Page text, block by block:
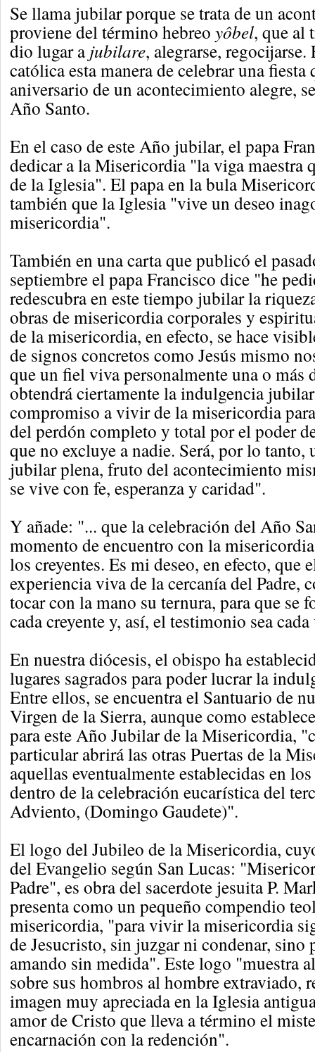
Se llama jubilar porque se trata de un
proviene del término hebreo yôbel, que al
dio lugar a jubilare, alegrarse,
católica esta manera de celebrar una
aniversario de un acontecimiento alegre,
Año Santo.
En el caso de este Año jubilar, el papa
dedicar a la Misericordia "la viga maestra
de la Iglesia". El papa en la bula
también que la Iglesia "vive un deseo
misericordia".
También en una carta que publicó el
septiembre el papa Francisco dice "he
redescubra en este tiempo jubilar la
obras de misericordia corporales y
de la misericordia, en efecto, se hace
de signos concretos como Jesús mismo
que un fiel viva personalmente una o más
obtendrá ciertamente la indulgencia
compromiso a vivir de la misericordia
del perdón completo y total por el poder
que no excluye a nadie. Será, por lo tanto,
jubilar plena, fruto del acontecimiento
se vive con fe, esperanza y caridad".
Y añade: "... que la celebración del Año
momento de encuentro con la
los creyentes. Es mi deseo, en efecto, que
experiencia viva de la cercanía del Padre,
tocar con la mano su ternura, para que se
cada creyente y, así, el testimonio sea
En nuestra diócesis, el obispo ha
lugares sagrados para poder lucrar la
Entre ellos, se encuentra el Santuario de
Virgen de la Sierra, aunque como
para este Año Jubilar de la Misericordia,
particular abrirá las otras Puertas de la
aquellas eventualmente establecidas en
dentro de la celebración eucarística del
Adviento, (Domingo Gaudete)".
El logo del Jubileo de la Misericordia,
del Evangelio según San Lucas:
Padre", es obra del sacerdote jesuita P.
presenta como un pequeño compendio
misericordia, "para vivir la misericordia
de Jesucristo, sin juzgar ni condenar, sino
amando sin medida". Este logo "muestra
sobre sus hombros al hombre extraviado,
imagen muy apreciada en la Iglesia
amor de Cristo que lleva a término el
encarnación con la redención".